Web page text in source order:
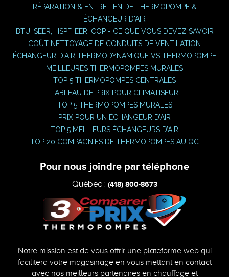
RÉPARATION & ENTRETIEN DE THERMOPOMPE &
ÉCHANGEUR D'AIR
BTU, SEER, HSPF, EER, COP - CE QUE VOUS DEVEZ SAVOIR
COÛT NETTOYAGE DE CONDUITS DE VENTILATION
ÉCHANGEUR D'AIR THERMODYNAMIQUE VS THERMOPOMPE
MEILLEURES THERMOPOMPES MURALES
TOP 5 THERMOPOMPES CENTRALES
TABLEAU DE PRIX POUR CLIMATISEUR
TOP 5 THERMOPOMPES MURALES
PRIX POUR UN ÉCHANGEUR D’AIR
TOP 5 MEILLEURS ÉCHANGEURS D’AIR
TOP 20 COMPAGNIES DE THERMOPOMPES AU QC
Pour nous joindre par téléphone
Québec : (418) 800-8673
Notre mission est de vous offrir une plateforme web qui
facilitera votre magasinage en vous mettant en contact
avec nos meilleurs partenaires en chauffage et